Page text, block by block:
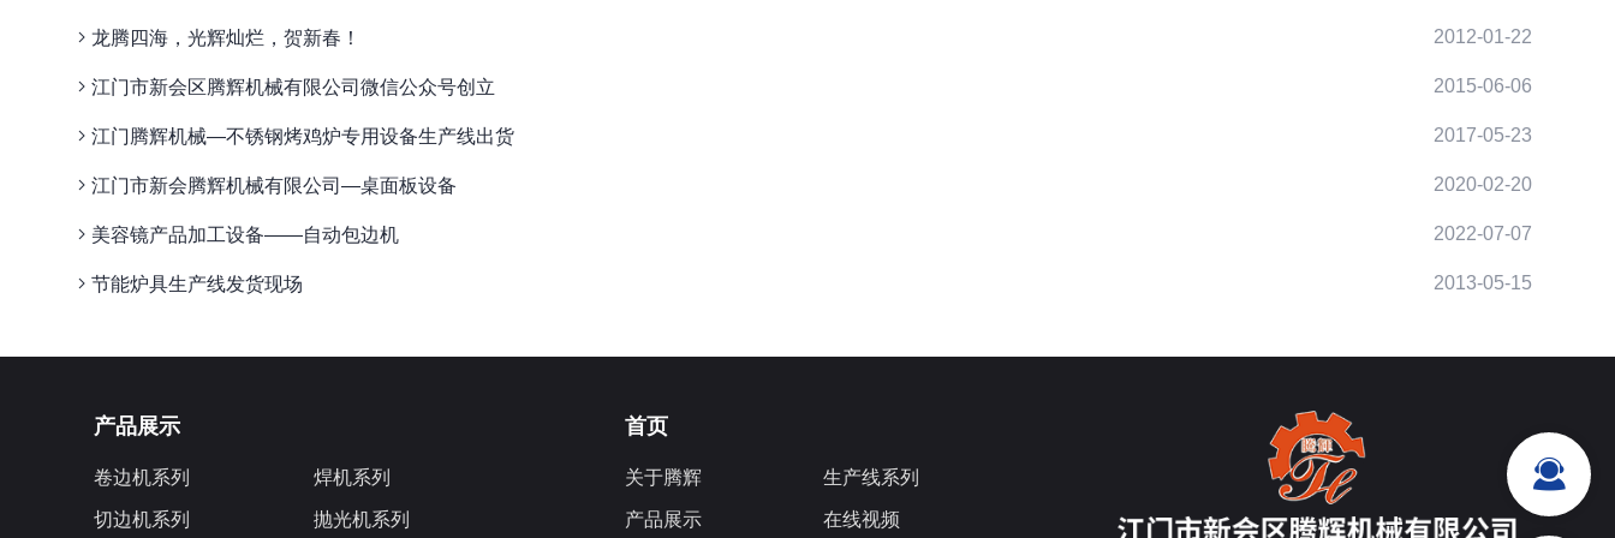
龙腾四海，光辉灿烂，贺新春！ 2012-01-22
江门市新会区腾辉机械有限公司微信公众号创立 2015-06-06
江门腾辉机械—不锈钢烤鸡炉专用设备生产线出货 2017-05-23
江门市新会腾辉机械有限公司—桌面板设备 2020-02-20
美容镜产品加工设备——自动包边机 2022-07-07
节能炉具生产线发货现场 2013-05-15
产品展示
卷边机系列
切边机系列
焊机系列
抛光机系列
首页
关于腾辉
产品展示
生产线系列
在线视频